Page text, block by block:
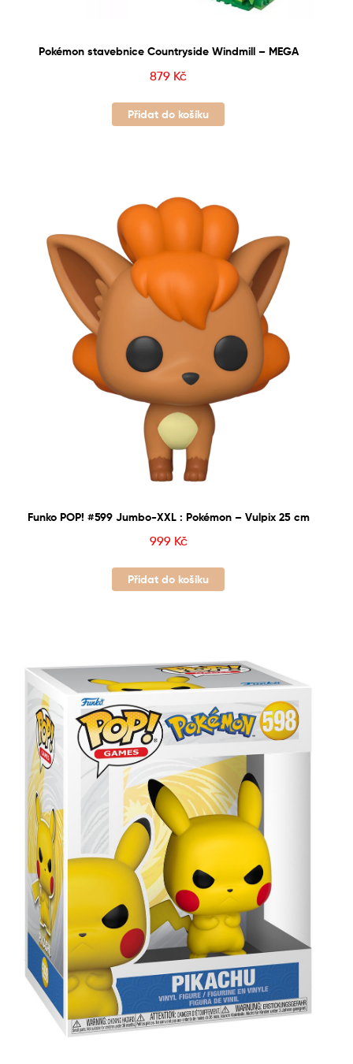
Pokémon stavebnice Countryside Windmill – MEGA
879 Kč
Přidat do košíku
Funko POP! #599 Jumbo-XXL : Pokémon – Vulpix 25 cm
999 Kč
Přidat do košíku